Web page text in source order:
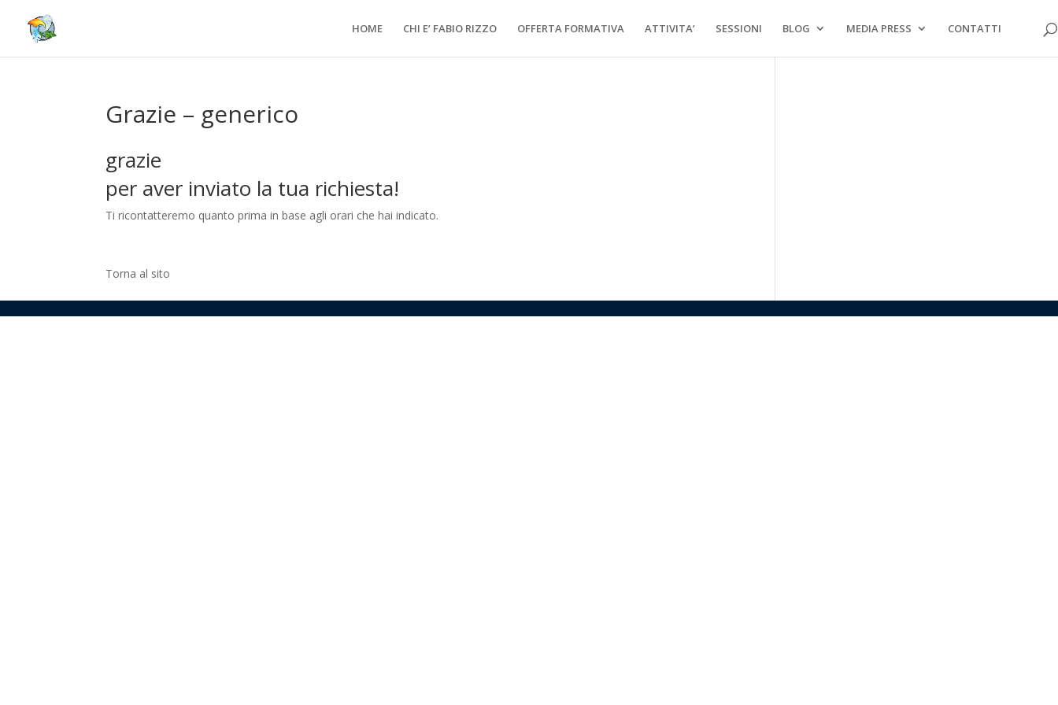
HOME CHI E’ FABIO RIZZO OFFERTA FORMATIVA ATTIVITA’ SESSIONI BLOG MEDIA PRESS CONTATTI
Grazie – generico
grazie
per aver inviato la tua richiesta!
Ti ricontatteremo quanto prima in base agli orari che hai indicato.
Torna al sito